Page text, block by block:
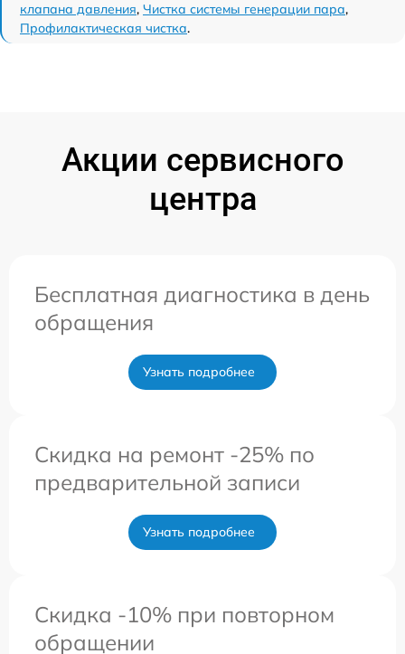
клапана давления, Чистка системы генерации пара,
Профилактическая чистка.
Акции сервисного
центра
Бесплатная диагностика в день
обращения
Узнать подробнее
Скидка на ремонт -25% по
предварительной записи
Узнать подробнее
Скидка -10% при повторном
обращении